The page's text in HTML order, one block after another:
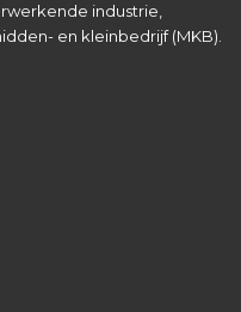
industrie,
en kleinbedrijf (MKB).